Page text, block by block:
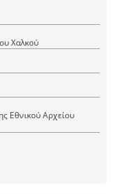
Χαλκού
Εθνικού Αρχείου